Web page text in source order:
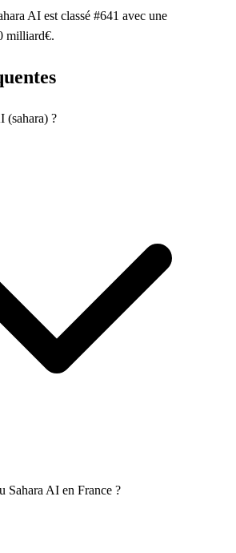
AI est classé #641 avec une
milliard€.
(sahara) ?
Sahara AI en France ?